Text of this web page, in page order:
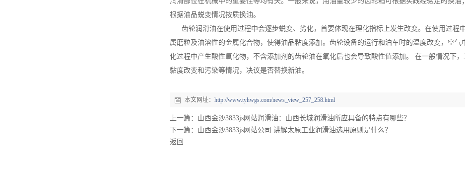
根据油品蜕变情况按质换油。
齿轮润滑油在使用过程中会逐步蜕变、劣化，首要体现在理化指标上发生改变。在使用过程
属磨粒及油溶性的金属化合物，使得油品粘度添加。齿轮设备的运行和泊车时的温度改变，空
化过程中产生酸性氧化物，不含添加剂的齿轮油在氧化后也会导致酸性值添加。 在一般情况下
黏度改变和污染等情况，决议是否替换新油。
本文网址： http://www.tyhwgs.com/news_view_257_258.html
上一篇： 山西金沙3833js网站润滑油：山西长城润滑油所应具备的特点有哪些？
下一篇： 山西金沙3833js网站公司 讲解太原工业润滑油选用原则是什么？
返回